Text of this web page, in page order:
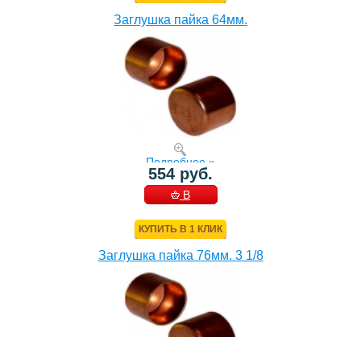
Заглушка пайка 64мм.
Подробнее »
554 руб.
В
КУПИТЬ В 1 КЛИК
Заглушка пайка 76мм. 3 1/8